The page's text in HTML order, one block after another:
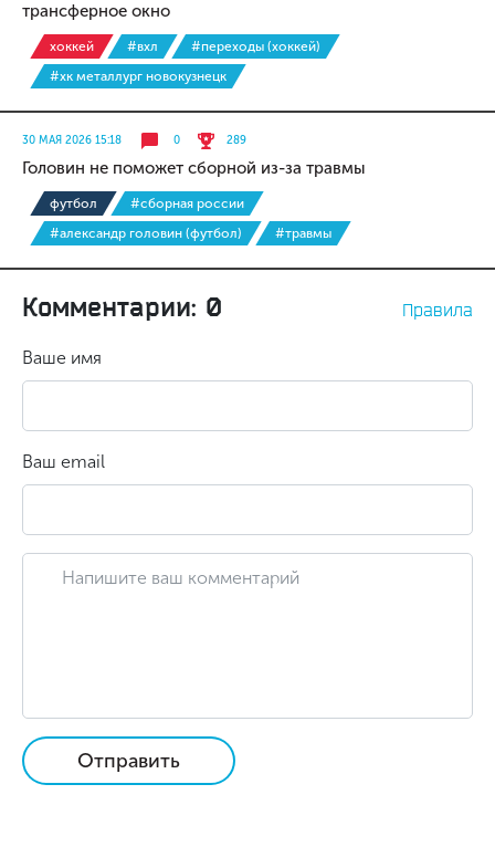
трансферное окно
хоккей #вхл
#переходы (хоккей)
#хк металлург новокузнецк
30 МАЯ 2026 15:18 0 289
Головин не поможет сборной из-за травмы
футбол
#сборная россии
#александр головин (футбол)
#травмы
Комментарии: 0 Правила
Ваше имя
Ваш email
Отправить